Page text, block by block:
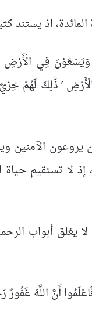
اذ يستند
وَيَسْعَوْنَ فِي الْأَرْضِ
ذَٰلِكَ لَهُمْ
الآمنين
إذ لا تستقيم
لا يغلق أبواب
أَنَّ اللَّهَ غَفُورٌ